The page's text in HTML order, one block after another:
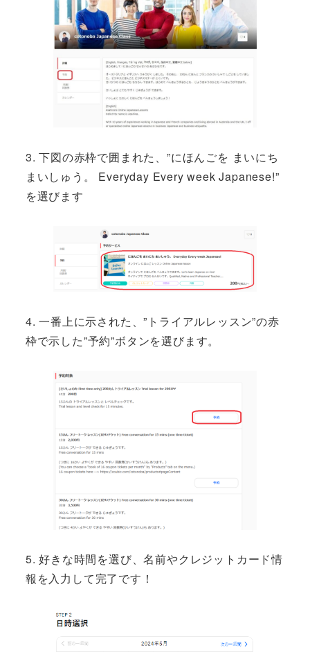
3. 下図の赤枠で囲まれた、”にほんごを まいにち
まいしゅう。 Everyday Every week Japanese!”
を選びます
4. 一番上に示された、”トライアルレッスン”の赤
枠で示した”予約”ボタンを選びます。
5. 好きな時間を選び、名前やクレジットカード情
報を入力して完了です！